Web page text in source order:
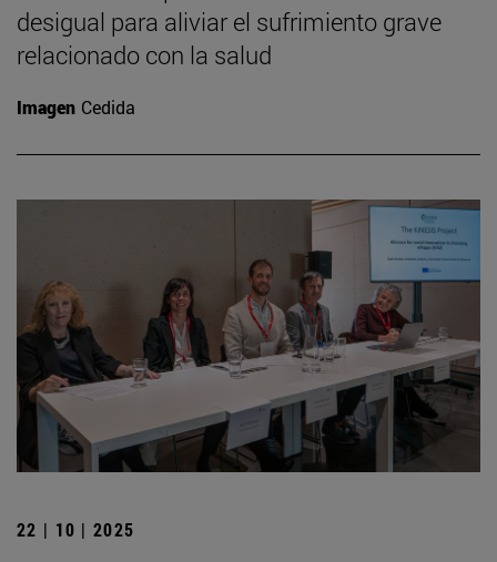
desigual para aliviar el sufrimiento grave
relacionado con la salud
Imagen Cedida
22 | 10 | 2025